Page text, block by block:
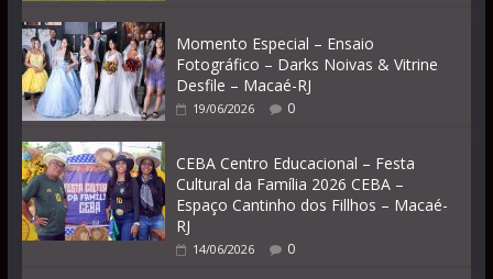
Momento Especial – Ensaio
Fotográfico – Darks Noivas & Vitrine
Desfile – Macaé-RJ
19/06/2026 0
CEBA Centro Educacional – Festa
Cultural da Família 2026 CEBA –
Espaço Cantinho dos Fillhos – Macaé-
RJ
14/06/2026 0